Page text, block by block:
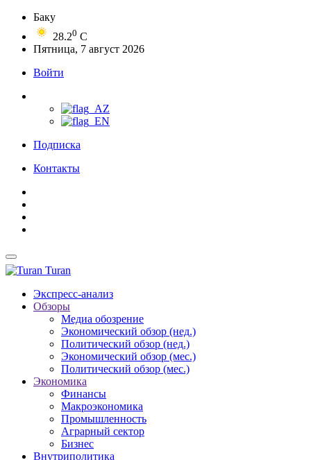
Баку
28.20 C
Пятница, 7 август 2026
Войти
Подписка
Контакты
Turan
Экспресс-анализ
Обзоры
Медиа обозрение
Экономический обзор (нед.)
Политический обзор (нед.)
Экономический обзор (мес.)
Политический обзор (мес.)
Экономика
Финансы
Макроэкономика
Промышленность
Аграрный сектор
Бизнес
Внутриполитика